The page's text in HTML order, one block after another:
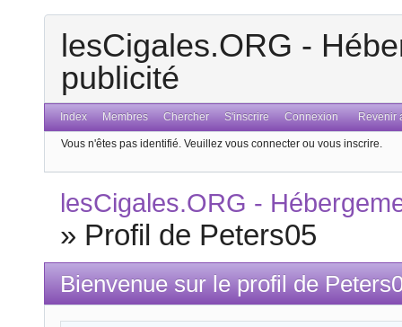
lesCigales.ORG -
publicité
Index Membres Chercher S'inscrire Connexion Revenir
Vous n'êtes pas identifié. Veuillez vous connecter ou vous inscrire.
lesCigales.ORG -
» Profil de Peters05
Bienvenue sur le profil de